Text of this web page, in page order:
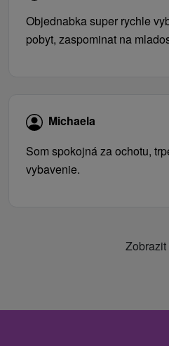
Objednabka super rychle
pobyt, zaspominat na
Michaela
Som spokojná za ochotu,
vybavenie.
Zobrazit